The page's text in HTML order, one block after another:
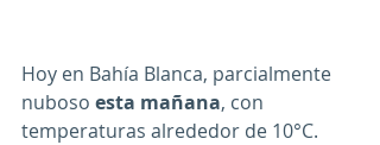
Hoy en Bahía Blanca, parcialmente
nuboso esta mañana, con
temperaturas alrededor de 10°C.